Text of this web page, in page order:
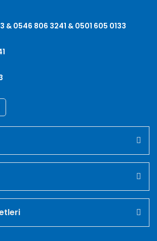
& 0546 806 3241 & 0501 605 0133